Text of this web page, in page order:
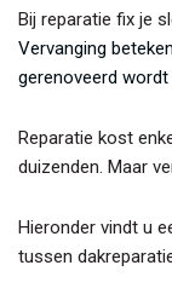
Bij reparatie fix je
Vervanging
gerenoveerd wordt
Reparatie kost
duizenden. Maar
Hieronder vindt u
tussen